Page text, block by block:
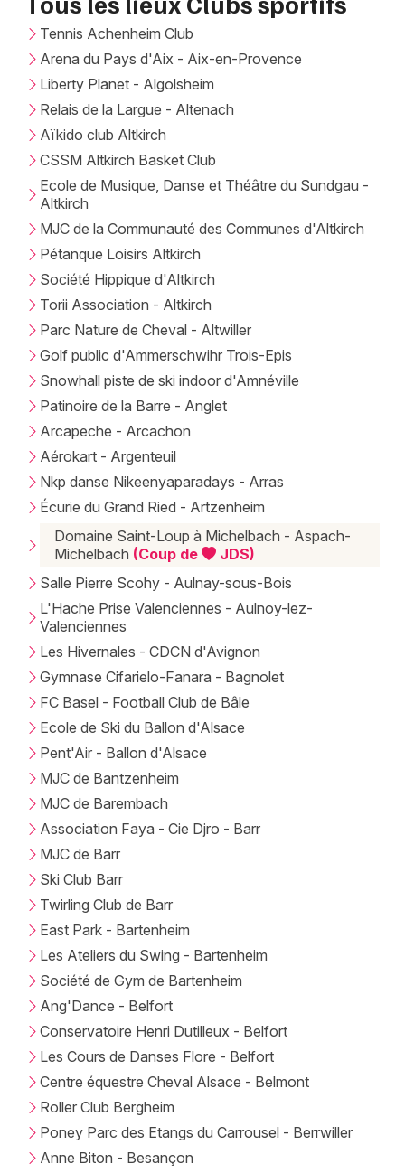
Newsletter des sorties
Artistes en tournée
Actualités
Magazine
Choisir mes départements
Mon email
Tennis Achenheim Club
Arena du Pays d'Aix - Aix-en-Provence
Liberty Planet - Algolsheim
Relais de la Largue - Altenach
Aïkido club Altkirch
CSSM Altkirch Basket Club
Ecole de Musique, Danse et Théâtre du Sundgau -
Altkirch
MJC de la Communauté des Communes d'Altkirch
Pétanque Loisirs Altkirch
Société Hippique d'Altkirch
Torii Association - Altkirch
Parc Nature de Cheval - Altwiller
Golf public d'Ammerschwihr Trois-Epis
Snowhall piste de ski indoor d'Amnéville
Patinoire de la Barre - Anglet
Arcapeche - Arcachon
Aérokart - Argenteuil
Nkp danse Nikeenyaparadays - Arras
Écurie du Grand Ried - Artzenheim
Domaine Saint-Loup à Michelbach - Aspach-
Michelbach (Coup de
JDS)
Salle Pierre Scohy - Aulnay-sous-Bois
L'Hache Prise Valenciennes - Aulnoy-lez-
Valenciennes
Les Hivernales - CDCN d'Avignon
Gymnase Cifarielo-Fanara - Bagnolet
FC Basel - Football Club de Bâle
Ecole de Ski du Ballon d'Alsace
Pent'Air - Ballon d'Alsace
MJC de Bantzenheim
MJC de Barembach
Association Faya - Cie Djro - Barr
MJC de Barr
Ski Club Barr
Twirling Club de Barr
East Park - Bartenheim
Les Ateliers du Swing - Bartenheim
Société de Gym de Bartenheim
Ang'Dance - Belfort
Conservatoire Henri Dutilleux - Belfort
Les Cours de Danses Flore - Belfort
Centre équestre Cheval Alsace - Belmont
Roller Club Bergheim
Poney Parc des Etangs du Carrousel - Berrwiller
Anne Biton - Besançon